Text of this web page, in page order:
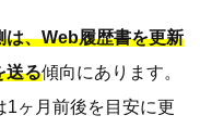
は、Web履歴書を更新
送る傾向にあります。
1ヶ月前後を目安に更